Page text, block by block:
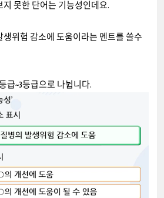
못한 단어는 기능성인데요.
생위험 감소에 도움이라는 멘트를 쓸수
급~3등급으로 나뉩니다.